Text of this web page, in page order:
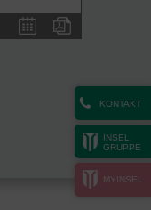
KONTAKT
INSEL
GRUPPE
MYINSEL